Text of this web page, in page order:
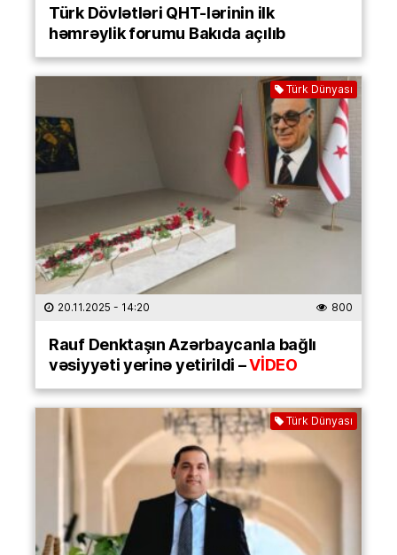
Türk Dövlətləri QHT-lərinin ilk
həmrəylik forumu Bakıda açılıb
Türk Dünyası
20.11.2025 - 14:20 800
Rauf Denktaşın Azərbaycanla bağlı
vəsiyyəti yerinə yetirildi –VİDEO
Türk Dünyası